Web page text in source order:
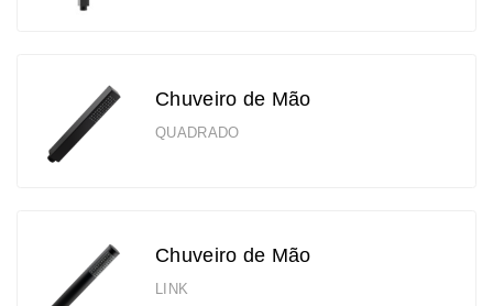
Chuveiro de Mão
QUADRADO
Chuveiro de Mão
LINK